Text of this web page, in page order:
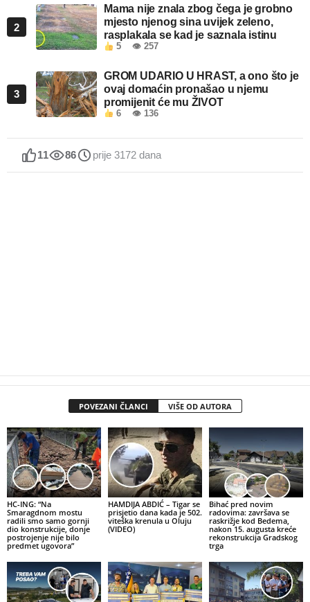
2
Mama nije znala zbog čega je grobno
mjesto njenog sina uvijek zeleno,
rasplakala se kad je saznala istinu
5 👁 257
3
GROM UDARIO U HRAST, a ono što je
ovaj domaćin pronašao u njemu
promijenit će mu ŽIVOT
6 👁 136
11 86 prije 3172 dana
POVEZANI ČLANCI VIŠE OD AUTORA
HC-ING: “Na
Smaragdnom mostu
radili smo samo gornji
dio konstrukcije, donje
postrojenje nije bilo
predmet ugovora”
HAMDIJA ABDIĆ – Tigar se
prisjetio dana kada je 502.
viteška krenula u Oluju
(VIDEO)
Bihać pred novim
radovima: završava se
raskrižje kod Bedema,
nakon 15. augusta kreće
rekonstrukcija Gradskog
trga